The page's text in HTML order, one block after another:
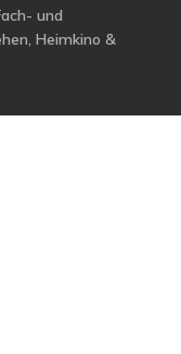
und
Heimkino &